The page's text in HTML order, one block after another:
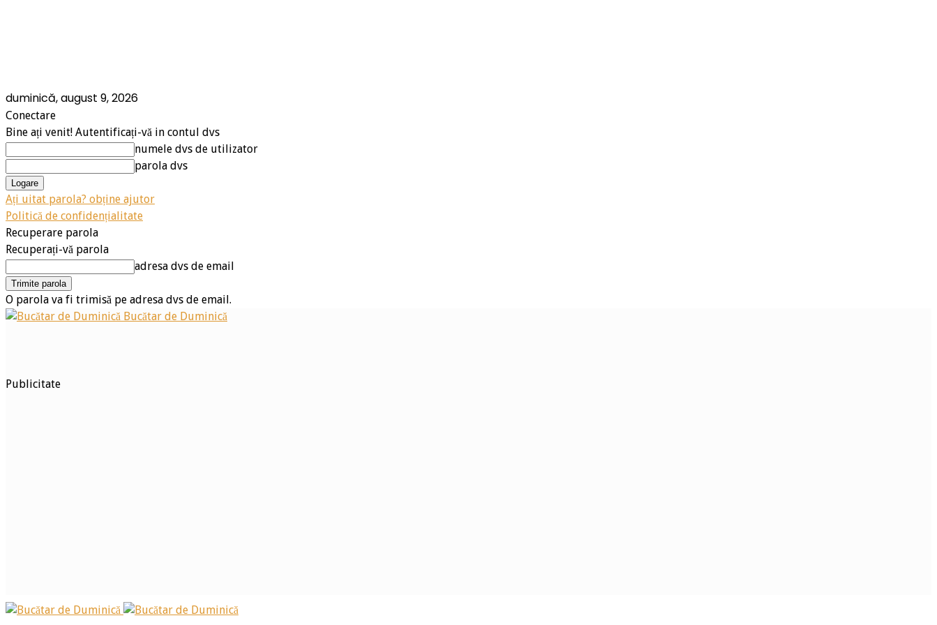
duminică, august 9, 2026
Conectare
Bine ați venit! Autentificați-vă in contul dvs
numele dvs de utilizator
parola dvs
Ați uitat parola? obține ajutor
Politică de confidențialitate
Recuperare parola
Recuperați-vă parola
adresa dvs de email
O parola va fi trimisă pe adresa dvs de email.
Bucătar de Duminică
Publicitate